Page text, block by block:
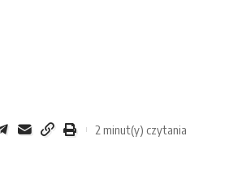
2 minut(y) czytania